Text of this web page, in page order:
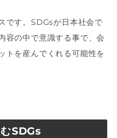
です。SDGsが日本社会で
容の中で意識する事で、会
トを産んでくれる可能性を
SDGs